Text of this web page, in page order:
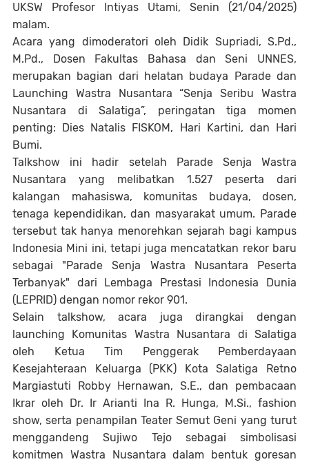
UKSW Profesor Intiyas Utami, Senin (21/04/2025)
malam.
Acara yang dimoderatori oleh Didik Supriadi, S.Pd.,
M.Pd., Dosen Fakultas Bahasa dan Seni UNNES,
merupakan bagian dari helatan budaya Parade dan
Launching Wastra Nusantara “Senja Seribu Wastra
Nusantara di Salatiga”, peringatan tiga momen
penting: Dies Natalis FISKOM, Hari Kartini, dan Hari
Bumi.
Talkshow ini hadir setelah Parade Senja Wastra
Nusantara yang melibatkan 1.527 peserta dari
kalangan mahasiswa, komunitas budaya, dosen,
tenaga kependidikan, dan masyarakat umum. Parade
tersebut tak hanya menorehkan sejarah bagi kampus
Indonesia Mini ini, tetapi juga mencatatkan rekor baru
sebagai "Parade Senja Wastra Nusantara Peserta
Terbanyak" dari Lembaga Prestasi Indonesia Dunia
(LEPRID) dengan nomor rekor 901.
Selain talkshow, acara juga dirangkai dengan
launching Komunitas Wastra Nusantara di Salatiga
oleh Ketua Tim Penggerak Pemberdayaan
Kesejahteraan Keluarga (PKK) Kota Salatiga Retno
Margiastuti Robby Hernawan, S.E., dan pembacaan
Ikrar oleh Dr. Ir Arianti Ina R. Hunga, M.Si., fashion
show, serta penampilan Teater Semut Geni yang turut
menggandeng Sujiwo Tejo sebagai simbolisasi
komitmen Wastra Nusantara dalam bentuk goresan